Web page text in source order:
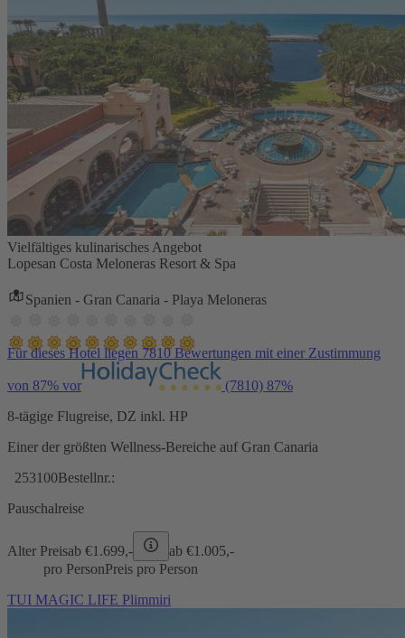
Vielfältiges kulinarisches Angebot
Lopesan Costa Meloneras Resort & Spa
Spanien - Gran Canaria - Playa Meloneras
Für dieses Hotel liegen 7810 Bewertungen mit einer Zustimmung
von 87% vor (7810) 87%
8-tägige Flugreise, DZ inkl. HP
Einer der größten Wellness-Bereiche auf Gran Canaria
253100Bestellnr.:
Pauschalreise
Alter Preisab €1.699,- ab €1.005,-
pro PersonPreis pro Person
TUI MAGIC LIFE Plimmiri